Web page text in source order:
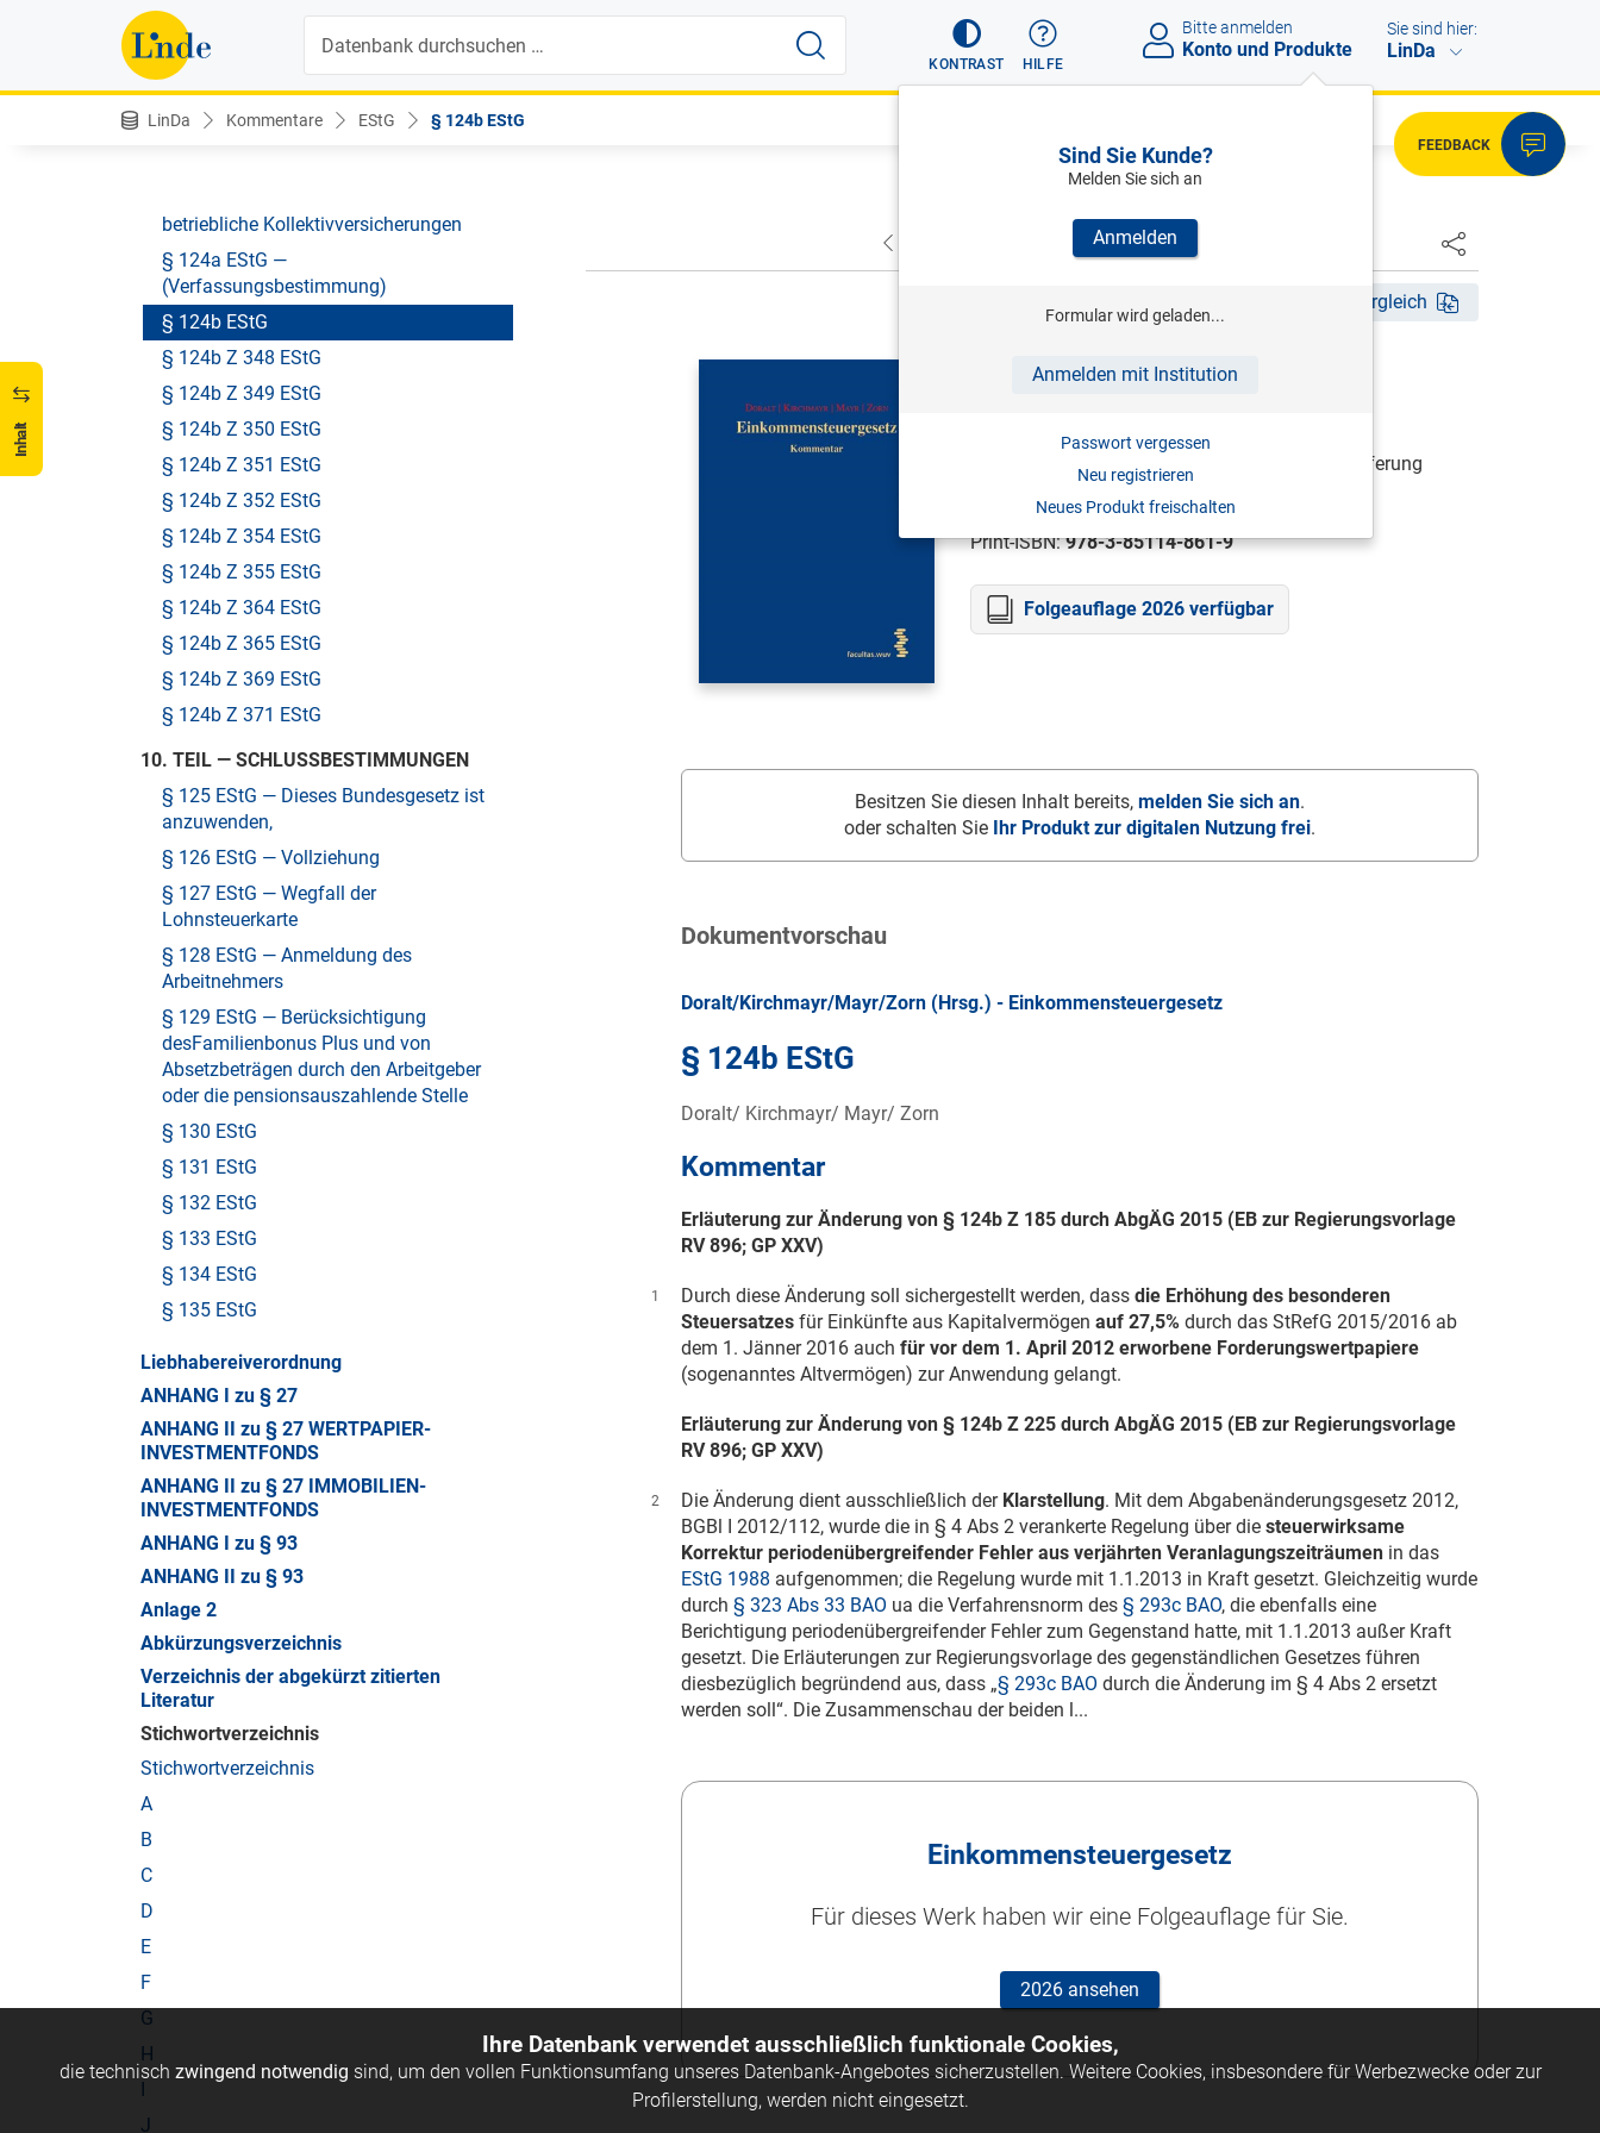
KONTRAST HILFE
Bitte anmelden
Konto und Produkte
Sind Sie Kunde?
Melden Sie sich an
Anmelden
Formular wird geladen...
Anmelden mit Institution
Passwort vergessen
Neu registrieren
Neues Produkt freischalten
Sie sind hier:
LinDa
LinDa Kommentare EStG § 124b EStG
FEEDBACK
Inhalt
und Verpachtung
§ 120 EStG — Sonstige Einkünfte
§ 121 EStG — Vorauszahlungen
§ 122 EStG — Lohnsteuerverfahren
betriebliche Kollektivversicherungen
§ 124a EStG —
(Verfassungsbestimmung)
§ 124b EStG
§ 124b Z 348 EStG
§ 124b Z 349 EStG
§ 124b Z 350 EStG
§ 124b Z 351 EStG
§ 124b Z 352 EStG
§ 124b Z 354 EStG
§ 124b Z 355 EStG
§ 124b Z 364 EStG
§ 124b Z 365 EStG
§ 124b Z 369 EStG
§ 124b Z 371 EStG
10. TEIL — SCHLUSSBESTIMMUNGEN
§ 125 EStG — Dieses Bundesgesetz ist
anzuwenden,
§ 126 EStG — Vollziehung
§ 127 EStG — Wegfall der
Lohnsteuerkarte
§ 128 EStG — Anmeldung des
Arbeitnehmers
§ 129 EStG — Berücksichtigung
desFamilienbonus Plus und von
Absetzbeträgen durch den Arbeitgeber
oder die pensionsauszahlende Stelle
§ 130 EStG
§ 131 EStG
§ 132 EStG
§ 133 EStG
§ 134 EStG
§ 135 EStG
Liebhabereiverordnung
ANHANG I zu § 27
ANHANG II zu § 27 WERTPAPIER-
INVESTMENTFONDS
ANHANG II zu § 27 IMMOBILIEN-
INVESTMENTFONDS
ANHANG I zu § 93
ANHANG II zu § 93
Anlage 2
Abkürzungsverzeichnis
Verzeichnis der abgekürzt zitierten
Literatur
Stichwortverzeichnis
Stichwortverzeichnis
A
B
C
D
E
F
G
H
I
J
NÄCHSTER
Fassungsvergleich
DORALT/KIRCHMAYR/MAYR/ZORN (HRSG.)
Kommentar | Grundwerk inkl. 25. Ergänzungslieferung
Print-ISBN:978-3-85114-861-9
Folgeauflage 2026 verfügbar
Besitzen Sie diesen Inhalt bereits, melden Sie sich an.
oder schalten Sie
Ihr Produkt zur digitalen Nutzung frei.
Dokumentvorschau
Doralt/Kirchmayr/Mayr/Zorn (Hrsg.) - Einkommensteuergesetz
§ 124b EStG
Doralt/ Kirchmayr/ Mayr/ Zorn
Kommentar
Erläuterung zur Änderung von § 124b Z 185 durch AbgÄG 2015 (EB zur Regierungsvorlage
RV 896; GP XXV)
1 Durch diese Änderung soll sichergestellt werden, dass die Erhöhung des besonderen
Steuersatzes für Einkünfte aus Kapitalvermögen auf 27,5% durch das StRefG 2015/2016 ab
dem 1. Jänner 2016 auch für vor dem 1. April 2012 erworbene Forderungswertpapiere
(sogenanntes Altvermögen) zur Anwendung gelangt.
Erläuterung zur Änderung von § 124b Z 225 durch AbgÄG 2015 (EB zur Regierungsvorlage
RV 896; GP XXV)
2 Die Änderung dient ausschließlich der Klarstellung. Mit dem Abgabenänderungsgesetz 2012,
BGBl
I 2012/112, wurde die in § 4 Abs 2 verankerte Regelung über die steuerwirksame
Korrektur periodenübergreifender Fehler aus verjährten Veranlagungszeiträumen in das
EStG 1988 aufgenommen; die Regelung wurde mit 1.1.2013 in Kraft gesetzt. Gleichzeitig wurde
durch § 323 Abs 33 BAO ua die Verfahrensnorm des § 293c BAO, die ebenfalls eine
Berichtigung periodenübergreifender Fehler zum Gegenstand hatte, mit 1.1.2013 außer Kraft
gesetzt. Die Erläuterungen zur Regierungsvorlage des gegenständlichen Gesetzes führen
diesbezüglich begründend aus, dass „§ 293c BAO durch die Änderung im § 4 Abs 2 ersetzt
werden soll“. Die Zusammenschau der beiden l...
Einkommensteuergesetz
Für dieses Werk haben wir eine Folgeauflage für Sie.
2026 ansehen
Ihre Datenbank verwendet ausschließlich funktionale Cookies,
die technisch zwingend notwendig sind, um den vollen Funktionsumfang unseres Datenbank-Angebotes sicherzustellen. Weitere Cookies, insbesondere für Werbezwecke oder zur
Profilerstellung, werden nicht eingesetzt.